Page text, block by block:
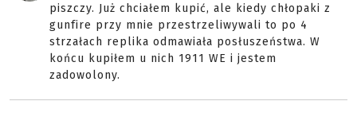
piszczy. Już chciałem kupić, ale kiedy chłopaki z
gunfire przy mnie przestrzeliwywali to po 4
strzałach replika odmawiała posłuszeństwa. W
końcu kupiłem u nich 1911 WE i jestem
zadowolony.